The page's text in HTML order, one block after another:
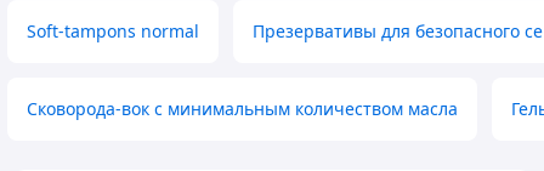
Soft-tampons normal Презервативы для безопасного
Сковорода-вок с минимальным количеством масла